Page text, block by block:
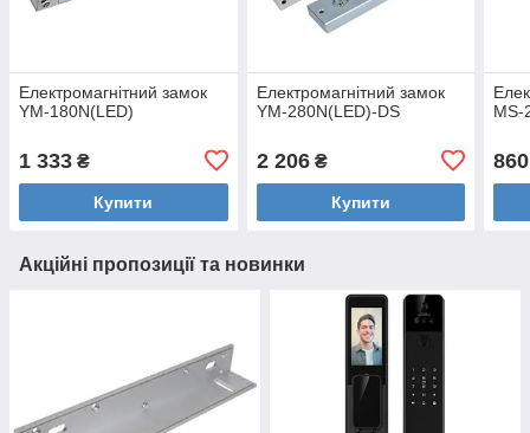
Електромагнітний замок
YM-180N(LED)
1 333 ₴
Купити
Електромагнітний замок
YM-280N(LED)-DS
2 206₴
Купити
MS-
860
Акційні пропозиції та новинки